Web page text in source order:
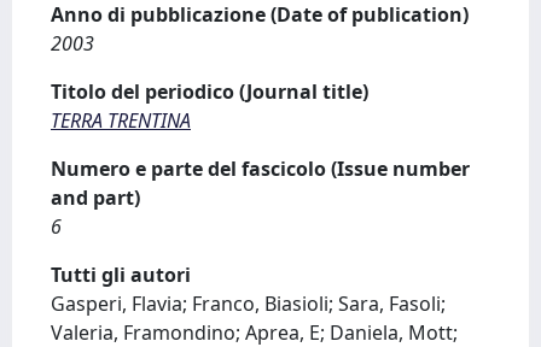
Anno di pubblicazione (Date of publication)
2003
Titolo del periodico (Journal title)
TERRA TRENTINA
Numero e parte del fascicolo (Issue number
and part)
6
Tutti gli autori
Gasperi, Flavia; Franco, Biasioli; Sara, Fasoli;
Valeria, Framondino; Aprea, E; Daniela, Mott;